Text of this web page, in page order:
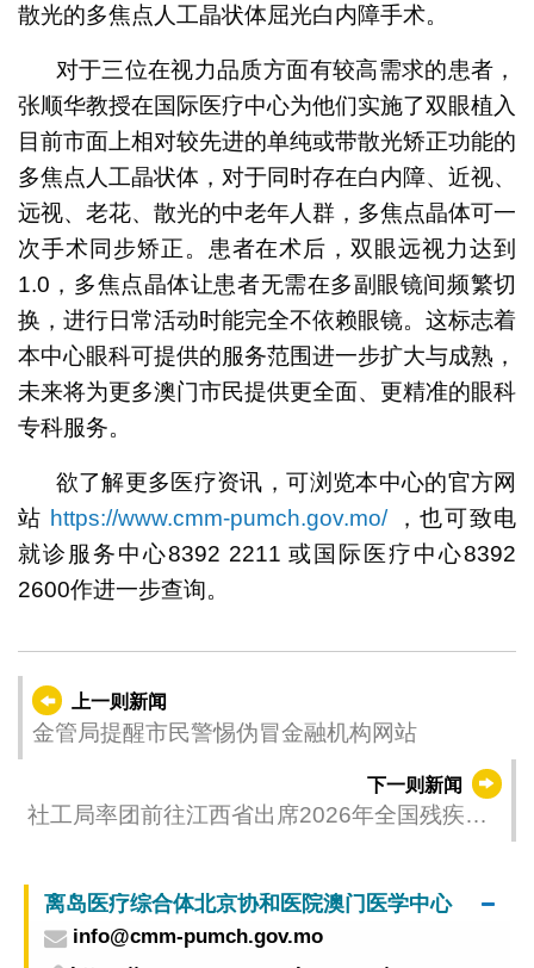
散光的多焦点人工晶状体屈光白内障手术。
对于三位在视力品质方面有较高需求的患者，
张顺华教授在国际医疗中心为他们实施了双眼植入
目前市面上相对较先进的单纯或带散光矫正功能的
多焦点人工晶状体，对于同时存在白内障、近视、
远视、老花、散光的中老年人群，多焦点晶体可一
次手术同步矫正。患者在术后，双眼远视力达到
1.0，多焦点晶体让患者无需在多副眼镜间频繁切
换，进行日常活动时能完全不依赖眼镜。这标志着
本中心眼科可提供的服务范围进一步扩大与成熟，
未来将为更多澳门市民提供更全面、更精准的眼科
专科服务。
欲了解更多医疗资讯，可浏览本中心的官方网
站 https://www.cmm-pumch.gov.mo/，也可致电
就诊服务中心8392 2211 或国际医疗中心8392
2600作进一步查询。
上一则新闻
金管局提醒市民警惕伪冒金融机构网站
下一则新闻
社工局率团前往江西省出席2026年全国残疾人
离岛医疗综合体北京协和医院澳门医学中心
info@cmm-pumch.gov.mo